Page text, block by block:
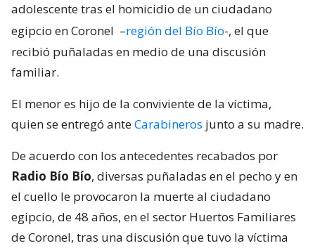
adolescente tras el homicidio de un ciudadano
egipcio en Coronel –región del Bío Bío-, el que
recibió puñaladas en medio de una discusión
familiar.
El menor es hijo de la conviviente de la víctima,
quien se entregó anteCarabineros junto a su madre.
De acuerdo con los antecedentes recabados por
Radio Bío Bío, diversas puñaladas en el pecho y en
el cuello le provocaron la muerte al ciudadano
egipcio, de 48 años, en el sector Huertos Familiares
de Coronel, tras una discusión que tuvo la víctima